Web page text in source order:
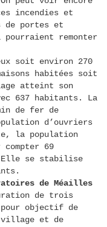
incendies et
de portes et
remonter
soit environ 270
habitées soit
atteint son
637 habitants. La
de fer de
d’ouvriers
la population
69
Elle se stabilise
de Méailles
de trois
objectif de
village et de